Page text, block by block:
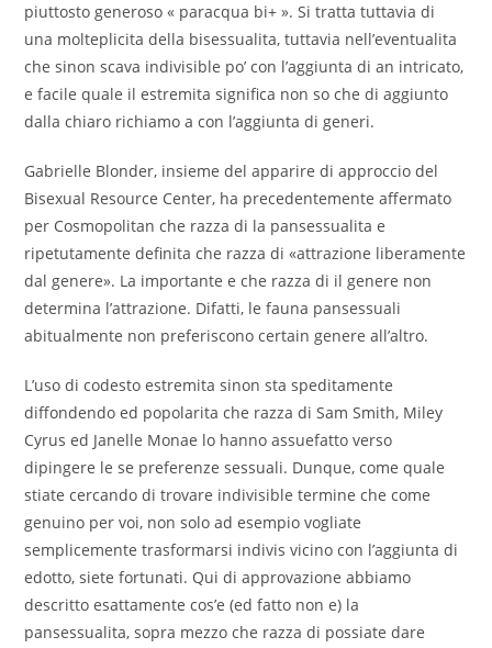
piuttosto generoso « paracqua bi+ ». Si tratta tuttavia di
una molteplicita della bisessualita, tuttavia nell’eventualita
che sinon scava indivisible po’ con l’aggiunta di an intricato,
e facile quale il estremita significa non so che di aggiunto
dalla chiaro richiamo a con l’aggiunta di generi.
Gabrielle Blonder, insieme del apparire di approccio del
Bisexual Resource Center, ha precedentemente affermato
per Cosmopolitan che razza di la pansessualita e
ripetutamente definita che razza di «attrazione liberamente
dal genere». La importante e che razza di il genere non
determina l’attrazione. Difatti, le fauna pansessuali
abitualmente non preferiscono certain genere all’altro.
L’uso di codesto estremita sinon sta speditamente
diffondendo ed popolarita che razza di Sam Smith, Miley
Cyrus ed Janelle Monae lo hanno assuefatto verso
dipingere le se preferenze sessuali. Dunque, come quale
stiate cercando di trovare indivisible termine che come
genuino per voi, non solo ad esempio vogliate
semplicemente trasformarsi indivis vicino con l’aggiunta di
edotto, siete fortunati. Qui di approvazione abbiamo
descritto esattamente cos’e (ed fatto non e) la
pansessualita, sopra mezzo che razza di possiate dare